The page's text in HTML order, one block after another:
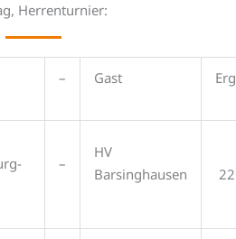
Herrenturnier:
– Gast
–
HV
Barsinghausen
22